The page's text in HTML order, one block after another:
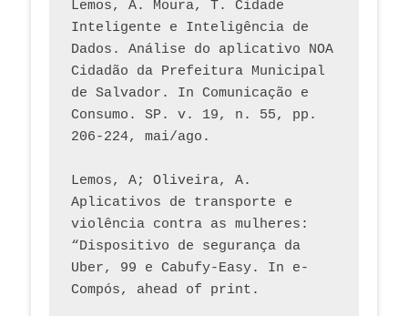
Lemos, A. Moura, T. Cidade
Inteligente e Inteligência de
Dados. Análise do aplicativo NOA
Cidadão da Prefeitura Municipal
de Salvador. In Comunicação e
Consumo. SP. v. 19, n. 55, pp.
206-224, mai/ago.
Lemos, A; Oliveira, A.
Aplicativos de transporte e
violência contra as mulheres:
“Dispositivo de segurança da
Uber, 99 e Cabufy-Easy. In e-
Compós, ahead of print.